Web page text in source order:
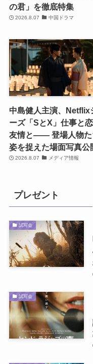
の君」を徹底特集
2026.8.07 中国ドラマ
中島健人主演、Netflix
ーズ「SとX」仕事と恋
友情と―― 登場人物た
姿を捉えた場面写真公
2026.8.07 メディア情報
プレゼント
試写会
試写会